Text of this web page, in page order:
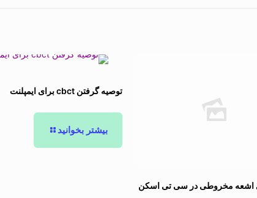
اشعه مخروطی در سی تی اسکن
توصیه گرفتن cbct برای ایمپلنت
بیشتر بخوانید